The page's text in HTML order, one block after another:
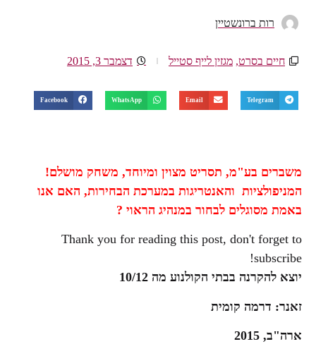
רות ברונשטיין
חיים בסרט, מגזין לייף סטייל דצמבר 3, 2015
Telegram
Email
WhatsApp
Facebook
משברים בע"מ, תסריט מצוין ומיוחד, משחק מושלם!
המניפולציות והאנטריגות במערכת הבחירות, האם אנו
באמת מסוגלים לבחור במנהיג הראוי ?
Thank you for reading this post, don't forget to
subscribe!
יוצא להקרנה בבתי הקולנוע מה 10/12
זאנר: דרמה קומית
ארה"ב, 2015